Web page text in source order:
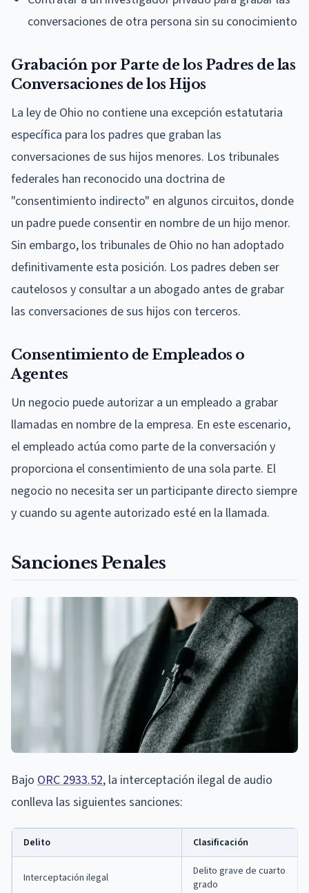
conversaciones de otra persona sin su conocimiento
Grabación por Parte de los Padres de las
Conversaciones de los Hijos
La ley de Ohio no contiene una excepción estatutaria
específica para los padres que graban las
conversaciones de sus hijos menores. Los tribunales
federales han reconocido una doctrina de
"consentimiento indirecto" en algunos circuitos, donde
un padre puede consentir en nombre de un hijo menor.
Sin embargo, los tribunales de Ohio no han adoptado
definitivamente esta posición. Los padres deben ser
cautelosos y consultar a un abogado antes de grabar
las conversaciones de sus hijos con terceros.
Consentimiento de Empleados o
Agentes
Un negocio puede autorizar a un empleado a grabar
llamadas en nombre de la empresa. En este escenario,
el empleado actúa como parte de la conversación y
proporciona el consentimiento de una sola parte. El
negocio no necesita ser un participante directo siempre
y cuando su agente autorizado esté en la llamada.
Sanciones Penales
Bajo ORC 2933.52, la interceptación ilegal de audio
conlleva las siguientes sanciones:
Delito Clasificación
Interceptación ilegal
Delito grave de cuarto
grado